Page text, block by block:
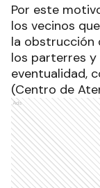
Por este
los vecinos
la obstrucción
los parterres y
eventualidad,
(Centro de
Ads